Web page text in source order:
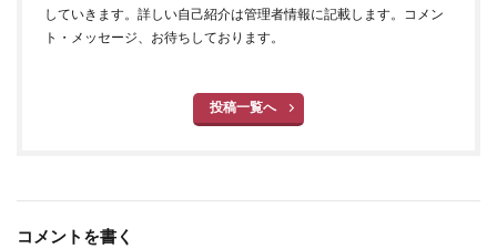
していきます。詳しい自己紹介は管理者情報に記載します。コメン
ト・メッセージ、お待ちしております。
投稿一覧へ
コメントを書く